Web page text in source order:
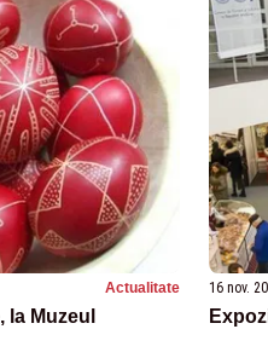
Actualitate
Muzeul
16 nov.